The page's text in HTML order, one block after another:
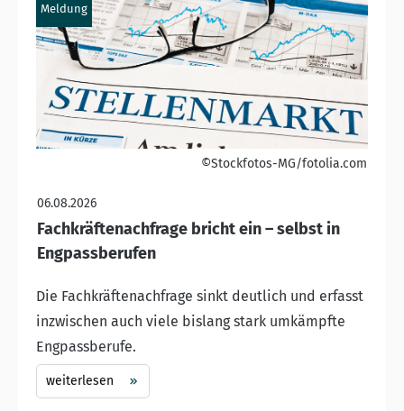
Meldung
©Stockfotos-MG/fotolia.com
06.08.2026
Fachkräftenachfrage bricht ein – selbst in
Engpassberufen
Die Fachkräftenachfrage sinkt deutlich und erfasst
inzwischen auch viele bislang stark umkämpfte
Engpassberufe.
weiterlesen